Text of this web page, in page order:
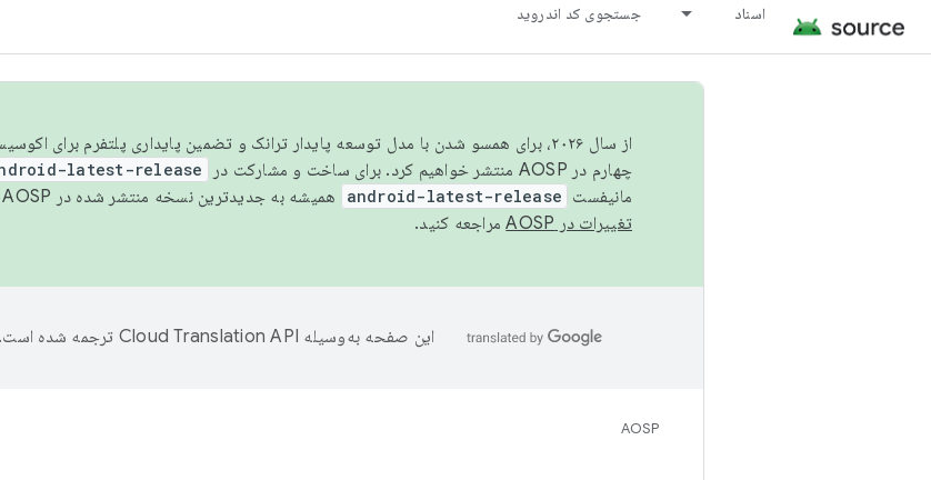
اسناد جستجوی کد اندروید
از سال ۲۰۲۶، برای همسو شدن با مدل توسعه پایدار ترانک و تضمین پایداری پلتفرم برای
چهارم در AOSP منتشر خواهیم کرد. برای ساخت و مشارکت در AOSP،
latest-release
مانیفست android-latest-release
همیشه به جدیدترین نسخه منتشر شده در AOSP ارجاع می‌دهد. برای اطلاعات بیشتر، به
تغییرات در AOSP
مراجعه کنید.
این صفحه به‌وسیله ترجمه شده است.
AOSP